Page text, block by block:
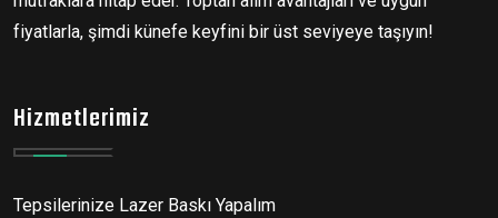
fiyatlarla, şimdi künefe keyfini bir üst seviyeye taşıyın!
Hizmetlerimiz
Tepsilerinize Lazer Baskı Yapalım